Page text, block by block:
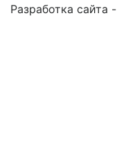
Разработка сайта -